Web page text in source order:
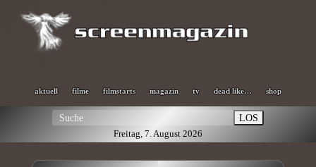
aktuell filme filmstarts magazin tv dead like… shop
LOS
Freitag, 7. August 2026